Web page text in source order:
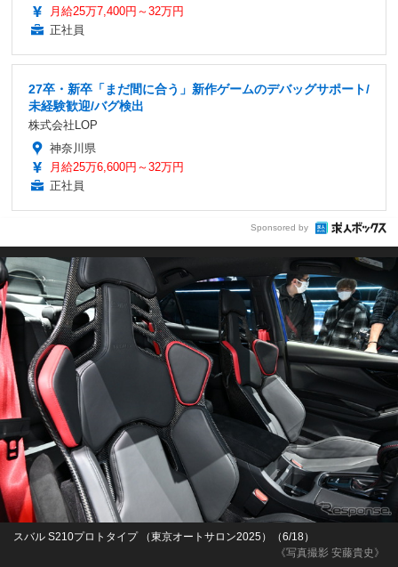
月給25万7,400円～32万円
正社員
27卒・新卒「まだ間に合う」新作ゲームのデバッグサポート/
未経験歓迎/バグ検出
株式会社LOP
神奈川県
月給25万6,600円～32万円
正社員
Sponsored by
《写真撮影 安藤貴史》
スバル S210プロトタイプ （東京オートサロン2025）（6/18）